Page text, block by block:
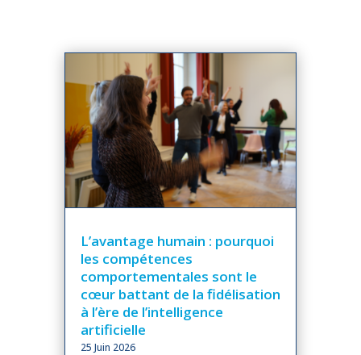
L’avantage humain : pourquoi
les compétences
comportementales sont le
cœur battant de la fidélisation
à l’ère de l’intelligence
artificielle
25 Juin 2026